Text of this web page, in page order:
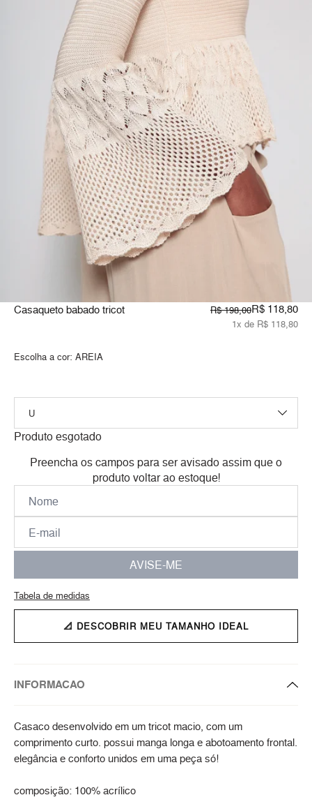
Casaqueto babado tricot R$ 198,00R$ 118,80
1x de R$ 118,80
Escolha a cor: AREIA
Produto esgotado
Preencha os campos para ser avisado assim que o
produto voltar ao estoque!
AVISE-ME
Tabela de medidas
📐 DESCOBRIR MEU TAMANHO IDEAL
INFORMACAO
Casaco desenvolvido em um tricot macio, com um
comprimento curto. possui manga longa e abotoamento frontal.
elegância e conforto unidos em uma peça só!
composição: 100% acrílico